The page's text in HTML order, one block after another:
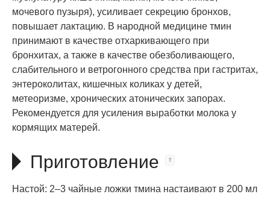
мочевого пузыря), усиливает секрецию бронхов,
повышает лактацию. В народной медицине тмин
принимают в качестве отхаркивающего при
бронхитах, а также в качестве обезболивающего,
слабительного и ветрогонного средства при гастритах,
энтероколитах, кишечных коликах у детей,
метеоризме, хронических атонических запорах.
Рекомендуется для усиления выработки молока у
кормящих матерей.
Приготовление
Настой: 2–3 чайные ложки тмина настаивают в 200 мл